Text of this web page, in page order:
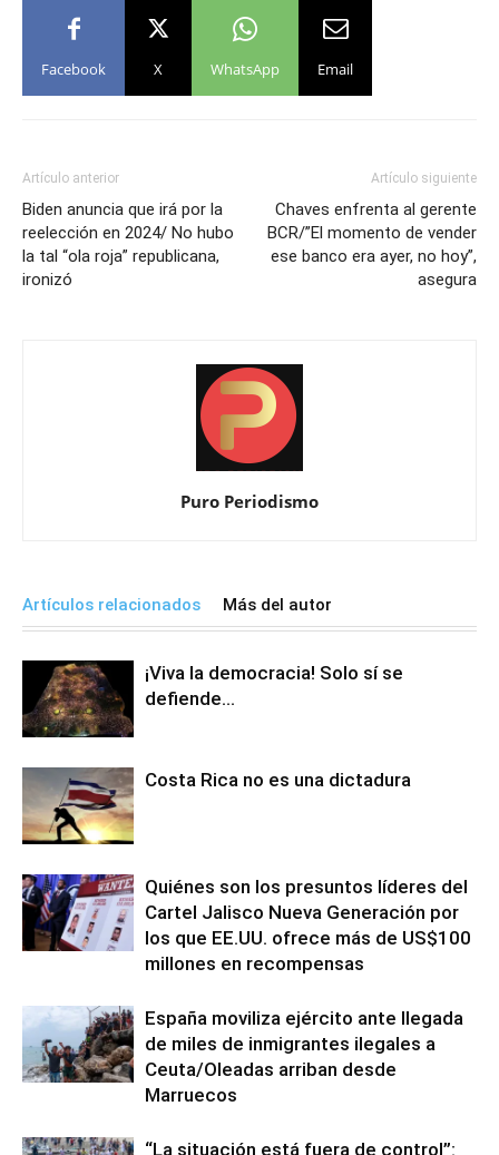
Facebook X WhatsApp Email
Artículo anterior
Biden anuncia que irá por la
reelección en 2024/ No hubo
la tal “ola roja” republicana,
ironizó
Artículo siguiente
Chaves enfrenta al gerente
BCR/”El momento de vender
ese banco era ayer, no hoy”,
asegura
Puro Periodismo
Artículos relacionados Más del autor
¡Viva la democracia! Solo sí se
defiende…
Costa Rica no es una dictadura
Quiénes son los presuntos líderes del
Cartel Jalisco Nueva Generación por
los que EE.UU. ofrece más de US$100
millones en recompensas
España moviliza ejército ante llegada
de miles de inmigrantes ilegales a
Ceuta/Oleadas arriban desde
Marruecos
“La situación está fuera de control”: